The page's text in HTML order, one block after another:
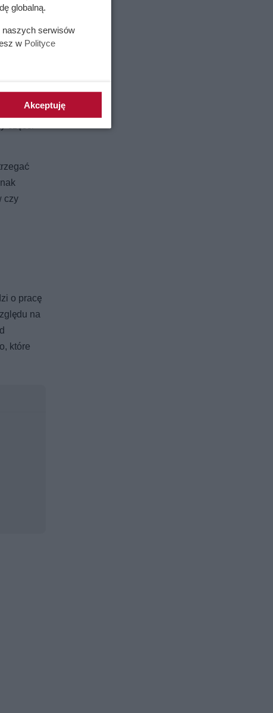
części
czy
o pracę
na
które
globalną.
naszych serwisów
w Polityce
Akceptuję